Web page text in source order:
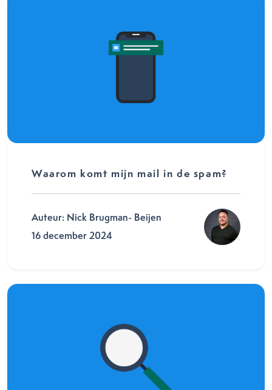
Waarom komt mijn mail in de spam?
Auteur: Nick Brugman- Beijen
16 december 2024